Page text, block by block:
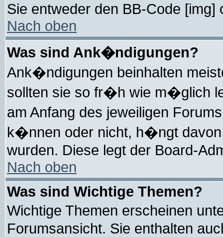
Sie entweder den BB-Code
Nach oben
Was sind Ank�ndigungen?
Ank�ndigungen beinhalten
sollten sie so fr�h wie m�glich
am Anfang des jeweiligen
k�nnen oder nicht, h�ngt
wurden. Diese legt der Board-
Nach oben
Was sind Wichtige Themen?
Wichtige Themen erscheinen
Forumsansicht. Sie enthalten